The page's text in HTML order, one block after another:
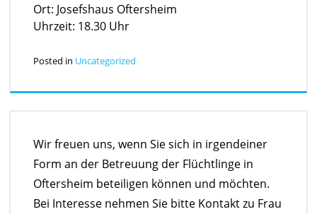
Ort: Josefshaus Oftersheim
Uhrzeit: 18.30 Uhr
Posted in Uncategorized
Wir freuen uns, wenn Sie sich in irgendeiner
Form an der Betreuung der Flüchtlinge in
Oftersheim beteiligen können und möchten.
Bei Interesse nehmen Sie bitte Kontakt zu Frau